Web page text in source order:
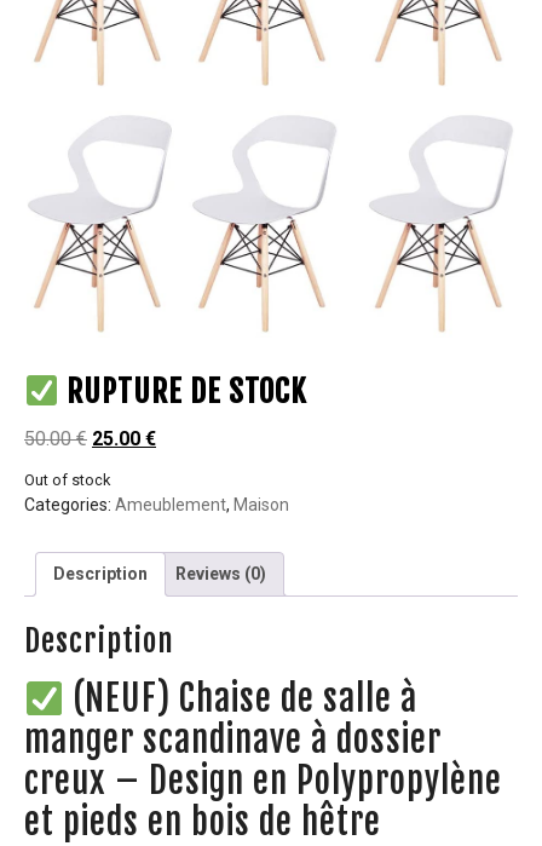
RUPTURE DE STOCK
50.00€ 25.00 €
Out of stock
Categories: Ameublement, Maison
Description Reviews (0)
Description
(NEUF) Chaise de salle à
manger scandinave à dossier
creux – Design en Polypropylène
et pieds en bois de hêtre